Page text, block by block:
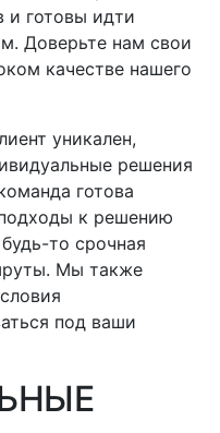
и готовы идти
Доверьте нам свои
качестве нашего
уникален,
решения
готова
к решению
будь-то срочная
Мы также
под ваши